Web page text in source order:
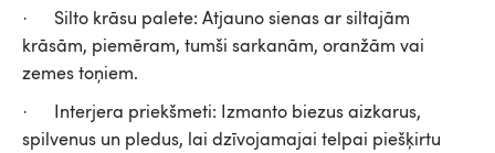
· Silto krāsu palete: Atjauno sienas ar siltajām
krāsām, piemēram, tumši sarkanām, oranžām vai
zemes toņiem.
· Interjera priekšmeti: Izmanto biezus aizkarus,
spilvenus un pledus, lai dzīvojamajai telpai piešķirtu